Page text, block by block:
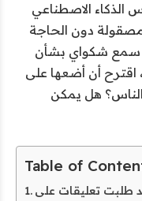
الذكاء الاصطناعي
دون الحاجة
سمع شكواي بشأن
أن أضعها على
هل يمكن
Table of